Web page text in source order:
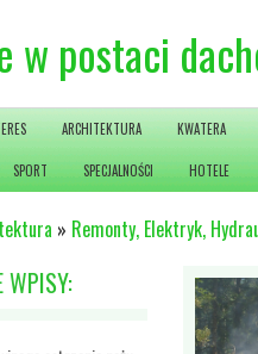
w postaci
ARCHITEKTURA KWATERA
SPORT SPECJALNOŚCI HOTELE
» Remonty, Elektryk,
WPISY: